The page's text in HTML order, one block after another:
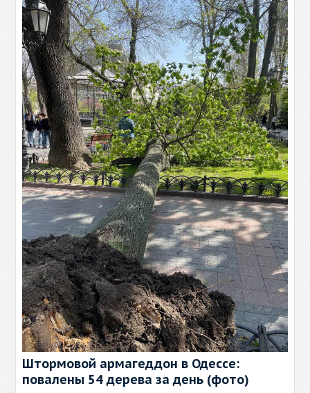
Штормовой армагеддон в Одессе:
повалены 54 дерева за день (фото)